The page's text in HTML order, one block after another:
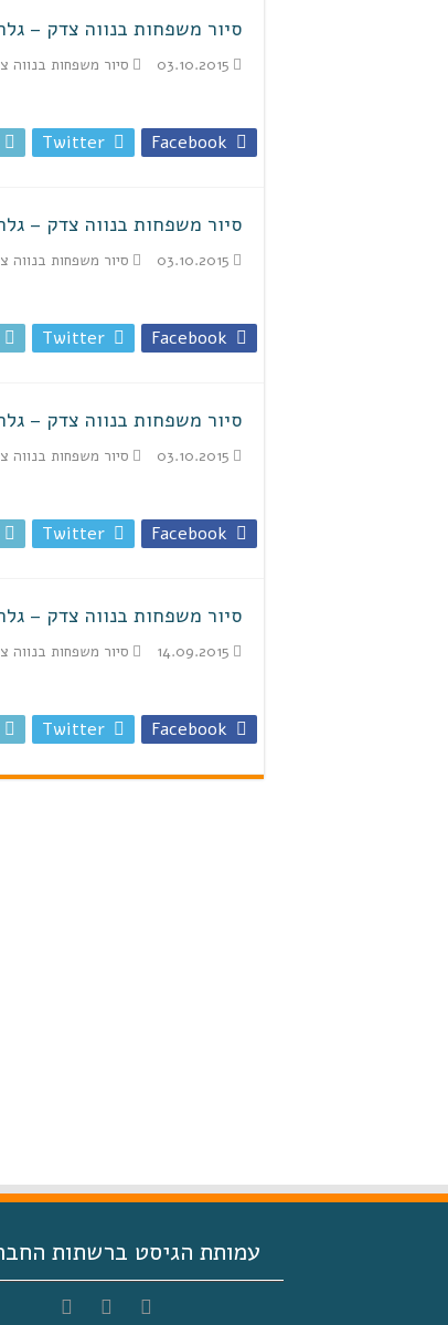
סיור משפחות בנווה צדק –
03.10.2015 סיור משפחות בנווה
Facebook
Twitter
סיור משפחות בנווה צדק –
03.10.2015 סיור משפחות בנווה
Facebook
Twitter
סיור משפחות בנווה צדק –
03.10.2015 סיור משפחות בנווה
Facebook
Twitter
סיור משפחות בנווה צדק –
14.09.2015 סיור משפחות בנווה
Facebook
Twitter
עמותת הגיסט ברשתות